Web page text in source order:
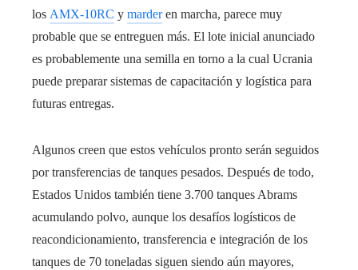
los AMX-10RC y marderen marcha, parece muy
probable que se entreguen más. El lote inicial anunciado
es probablemente una semilla en torno a la cual Ucrania
puede preparar sistemas de capacitación y logística para
futuras entregas.
Algunos creen que estos vehículos pronto serán seguidos
por transferencias de tanques pesados. Después de todo,
Estados Unidos también tiene 3.700 tanques Abrams
acumulando polvo, aunque los desafíos logísticos de
reacondicionamiento, transferencia e integración de los
tanques de 70 toneladas siguen siendo aún mayores,